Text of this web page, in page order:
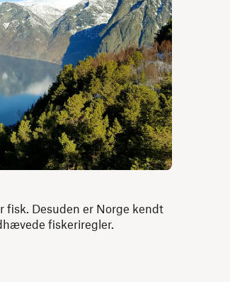
Desuden er Norge kendt
fiskeriregler.